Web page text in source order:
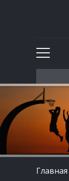
Главная